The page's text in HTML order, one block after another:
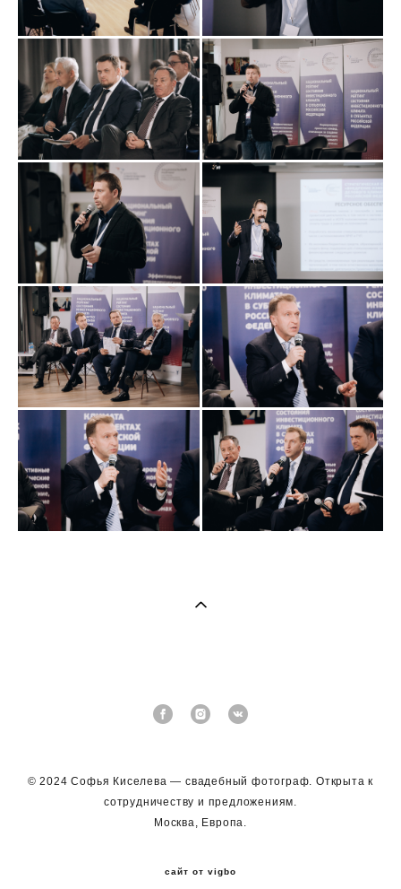
© 2024 Софья Киселева — свадебный фотограф. Открыта к
сотрудничеству и предложениям.
Москва, Европа.
сайт от vigbo